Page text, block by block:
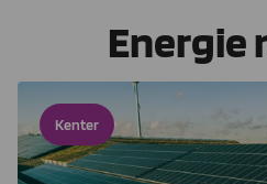
Energie
Kenter